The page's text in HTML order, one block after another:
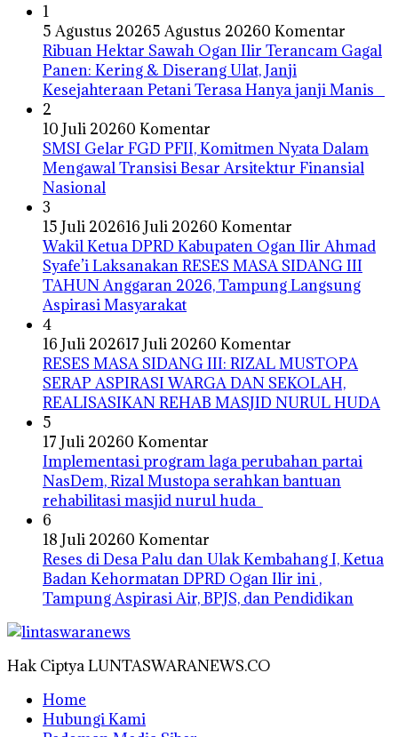
1
5 Agustus 20265 Agustus 20260 Komentar
Ribuan Hektar Sawah Ogan Ilir Terancam Gagal
Panen: Kering & Diserang Ulat, Janji
Kesejahteraan Petani Terasa Hanya janji Manis
2
10 Juli 20260 Komentar
SMSI Gelar FGD PFII, Komitmen Nyata Dalam
Mengawal Transisi Besar Arsitektur Finansial
Nasional
3
15 Juli 202616 Juli 20260 Komentar
Wakil Ketua DPRD Kabupaten Ogan Ilir Ahmad
Syafe’i Laksanakan RESES MASA SIDANG III
TAHUN Anggaran 2026, Tampung Langsung
Aspirasi Masyarakat
4
16 Juli 202617 Juli 20260 Komentar
RESES MASA SIDANG III: RIZAL MUSTOPA
SERAP ASPIRASI WARGA DAN SEKOLAH,
REALISASIKAN REHAB MASJID NURUL HUDA
5
17 Juli 20260 Komentar
Implementasi program laga perubahan partai
NasDem, Rizal Mustopa serahkan bantuan
rehabilitasi masjid nurul huda
6
18 Juli 20260 Komentar
Reses di Desa Palu dan Ulak Kembahang I, Ketua
Badan Kehormatan DPRD Ogan Ilir ini ,
Tampung Aspirasi Air, BPJS, dan Pendidikan
Hak Ciptya LUNTASWARANEWS.CO
Home
Hubungi Kami